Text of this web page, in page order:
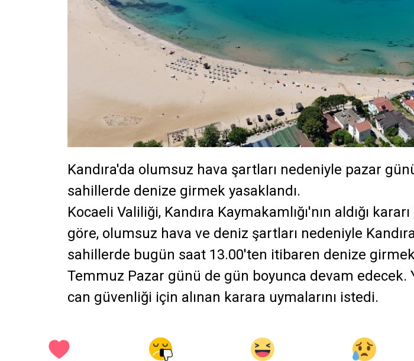
Kandıra'da olumsuz hava şartları nedeniyle pazar
sahillerde denize girmek yasaklandı.
Kocaeli Valiliği, Kandıra Kaymakamlığı'nın aldığı
göre, olumsuz hava ve deniz şartları nedeniyle
sahillerde bugün saat 13.00'ten itibaren denize girmek
Temmuz Pazar günü de gün boyunca devam edecek.
can güvenliği için alınan karara uymalarını istedi.